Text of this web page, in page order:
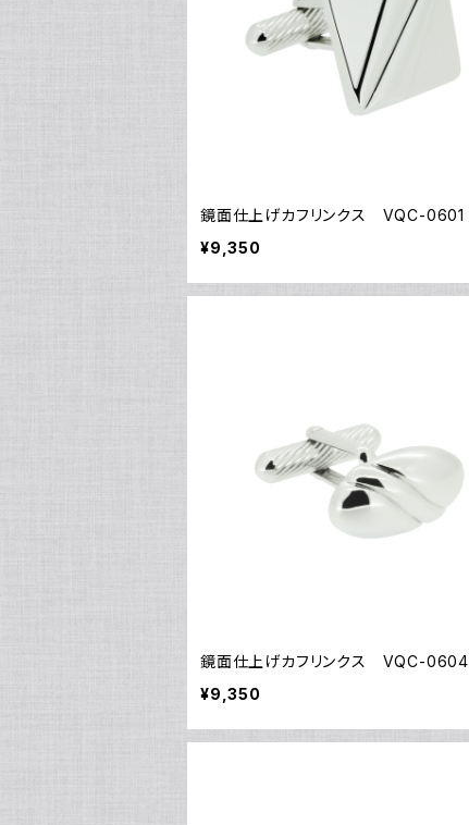
鏡面仕上げカフリンクス VQC-0601
¥9,350
鏡面仕上げカフリンクス VQC-0604
¥9,350